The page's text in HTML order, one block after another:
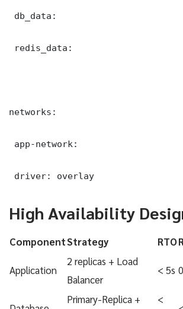
db_data:
redis_data:
networks:
app-network:
driver: overlay
High Availability
ComponentStrategy RTO
Application
2 replicas + Load
Balancer
< 5s 0
Primary-Replica + <